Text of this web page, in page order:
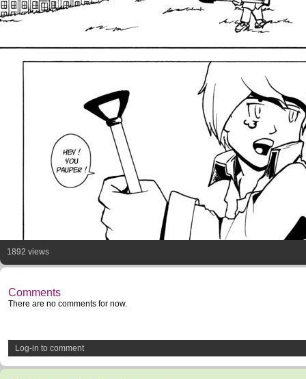
1892 views
Comments
There are no comments for now.
Log-in to comment